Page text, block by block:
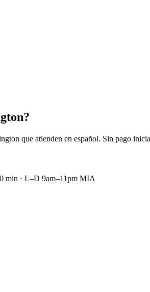
?
que atienden en español. Sin pago
min · L–D 9am–11pm MIA